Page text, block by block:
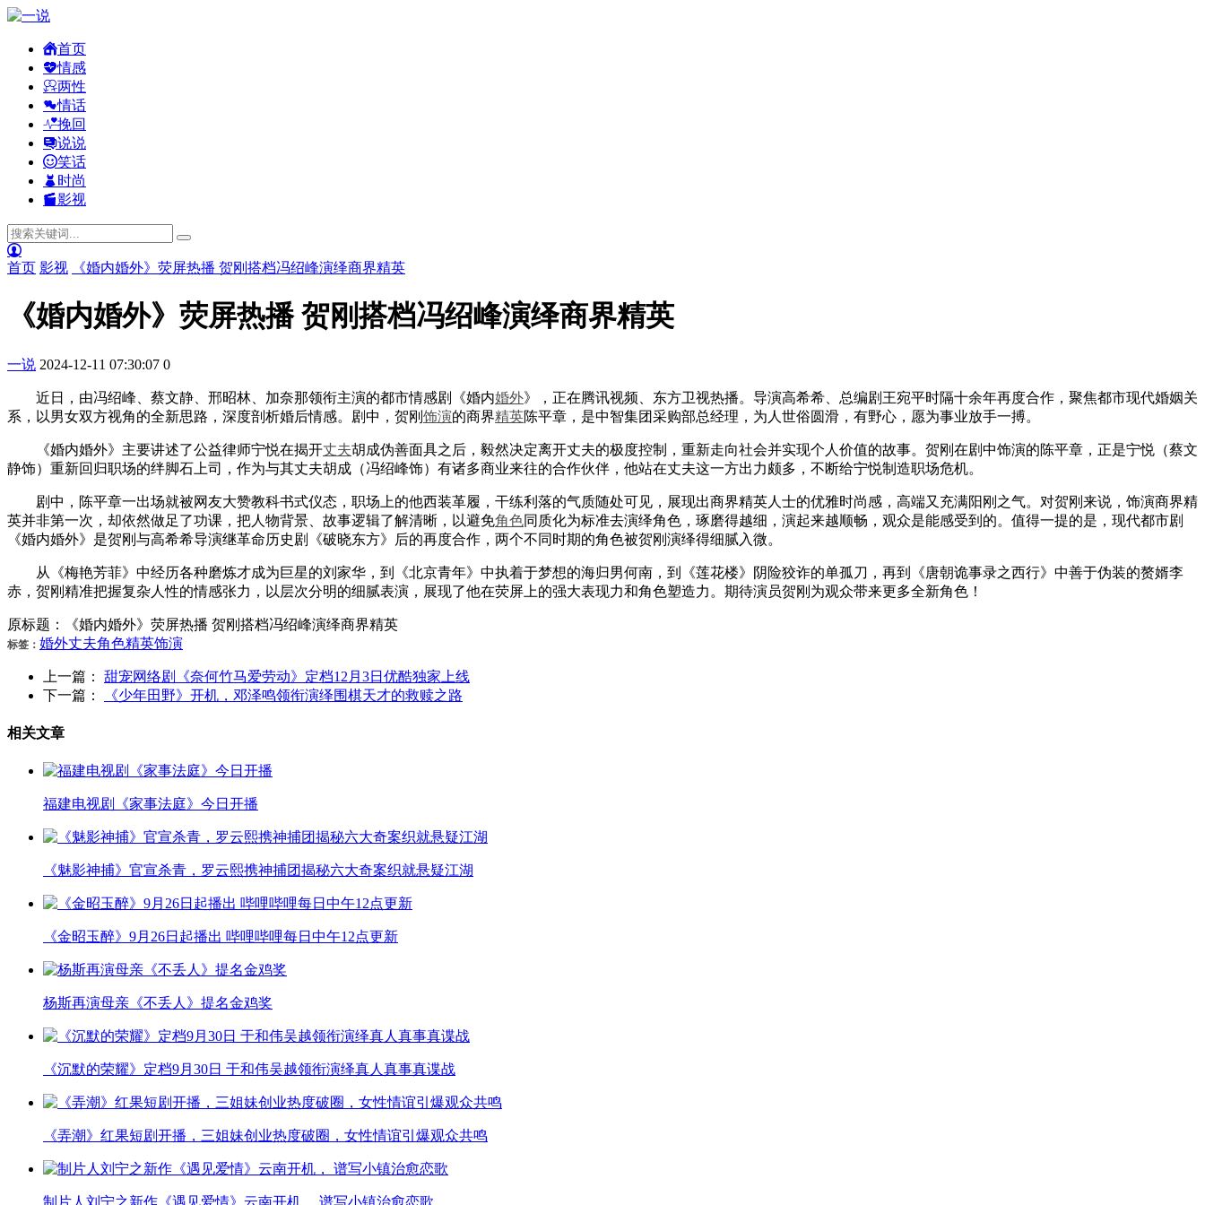
首页
情感
两性
情话
挽回
说说
笑话
时尚
影视
首页 影视 《婚内婚外》荧屏热播 贺刚搭档冯绍峰演绎商界精英
《婚内婚外》荧屏热播 贺刚搭档冯绍峰演绎商界精英
一说 2024-12-11 07:30:07 0
近日，由冯绍峰、蔡文静、邢昭林、加奈那领衔主演的都市情感剧《婚内婚外》，正在腾讯视频、东方卫视热播。导演高希希、总编剧王宛平时隔十余年再度合作，聚焦都市现代婚姻关
系，以男女双方视角的全新思路，深度剖析婚后情感。剧中，贺刚 饰演的商界精英陈平章，是中智集团采购部总经理，为人世俗圆滑，有野心，愿为事业放手一搏。
《婚内婚外》主要讲述了公益律师宁悦在揭开丈夫胡成伪善面具之后，毅然决定离开丈夫的极度控制，重新走向社会并实现个人价值的故事。贺刚在剧中饰演的陈平章，正是宁悦（蔡文
静饰）重新回归职场的绊脚石上司，作为与其丈夫胡成（冯绍峰饰）有诸多商业来往的合作伙伴，他站在丈夫这一方出力颇多，不断给宁悦制造职场危机。
剧中，陈平章一出场就被网友大赞教科书式仪态，职场上的他西装革履，干练利落的气质随处可见，展现出商界精英人士的优雅时尚感，高端又充满阳刚之气。对贺刚来说，饰演商界精
英并非第一次，却依然做足了功课，把人物背景、故事逻辑了解清晰，以避免角色同质化为标准去演绎角色，琢磨得越细，演起来越顺畅，观众是能感受到的。值得一提的是，现代都市剧
《婚内婚外》是贺刚与高希希导演继革命历史剧《破晓东方》后的再度合作，两个不同时期的角色被贺刚演绎得细腻入微。
从《梅艳芳菲》中经历各种磨炼才成为巨星的刘家华，到《北京青年》中执着于梦想的海归男何南，到《莲花楼》阴险狡诈的单孤刀，再到《唐朝诡事录之西行》中善于伪装的赘婿李
赤，贺刚精准把握复杂人性的情感张力，以层次分明的细腻表演，展现了他在荧屏上的强大表现力和角色塑造力。期待演员贺刚为观众带来更多全新角色！
原标题：《婚内婚外》荧屏热播 贺刚搭档冯绍峰演绎商界精英
标签： 婚外丈夫角色精英饰演
上一篇：
甜宠网络剧《奈何竹马爱劳动》定档12月3日优酷独家上线
下一篇：
《少年田野》开机，邓泽鸣领衔演绎围棋天才的救赎之路
相关文章
福建电视剧《家事法庭》今日开播
《魅影神捕》官宣杀青，罗云熙携神捕团揭秘六大奇案织就悬疑江湖
《金昭玉醉》9月26日起播出 哔哩哔哩每日中午12点更新
杨斯再演母亲《不丢人》提名金鸡奖
《沉默的荣耀》定档9月30日 于和伟吴越领衔演绎真人真事真谍战
《弄潮》红果短剧开播，三姐妹创业热度破圈，女性情谊引爆观众共鸣